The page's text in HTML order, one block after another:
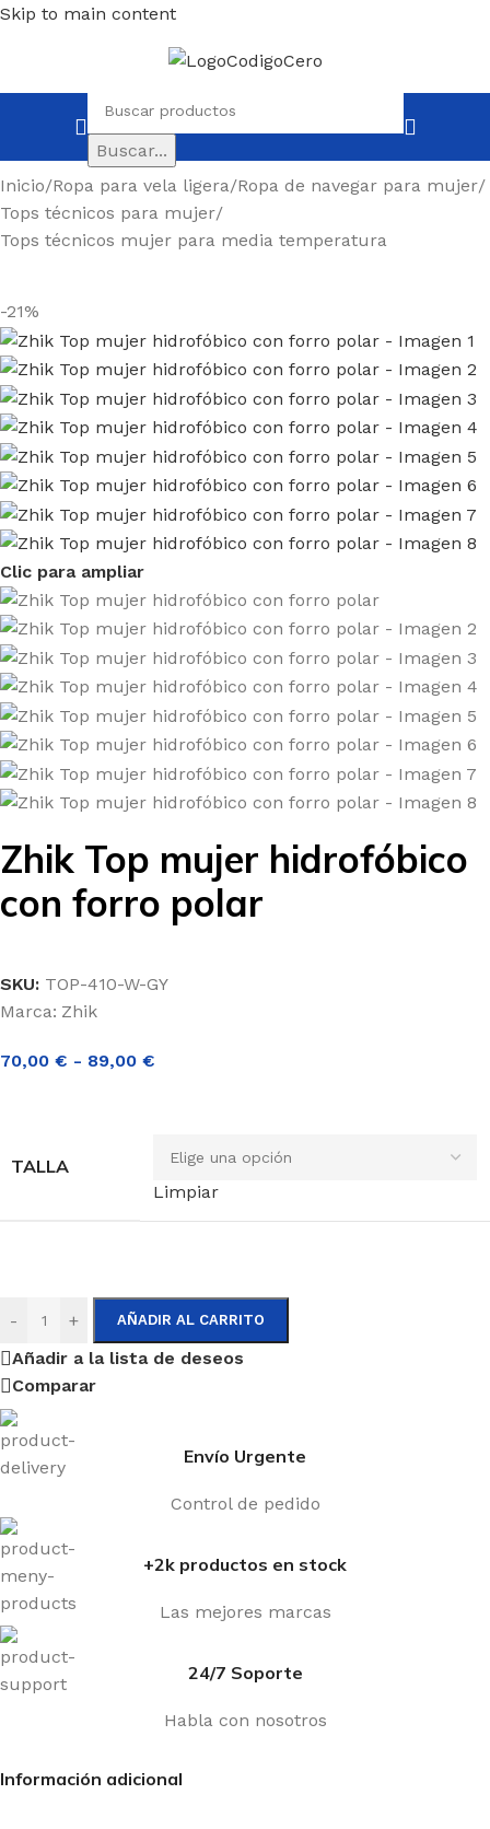
Skip to main content
Buscar...
Inicio/Ropa para vela ligera/Ropa de navegar para mujer/
Tops técnicos para mujer/
Tops técnicos mujer para media temperatura
-21%
Clic para ampliar
Zhik Top mujer hidrofóbico
con forro polar
SKU: TOP-410-W-GY
Marca: Zhik
70,00 € - 89,00 €
TALLA
Limpiar
- + AÑADIR AL CARRITO
Añadir a la lista de deseos
Comparar
Envío Urgente
Control de pedido
+2k productos en stock
Las mejores marcas
24/7 Soporte
Habla con nosotros
Información adicional